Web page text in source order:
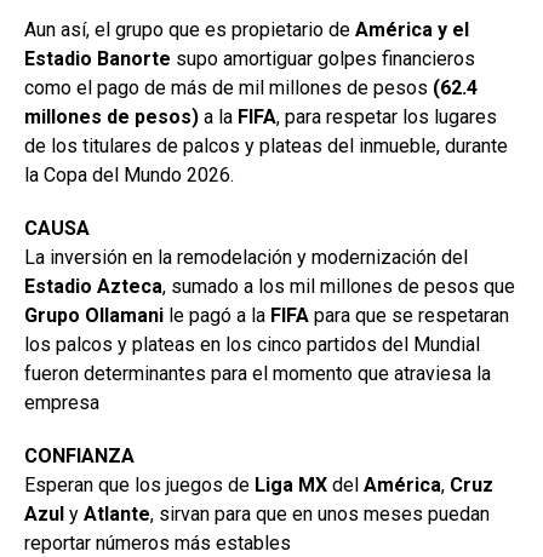
Aun así, el grupo que es propietario de América y el
Estadio Banorte supo amortiguar golpes financieros
como el pago de más de mil millones de pesos (62.4
millones de pesos) a la FIFA, para respetar los lugares
de los titulares de palcos y plateas del inmueble, durante
la Copa del Mundo 2026.
CAUSA
La inversión en la remodelación y modernización del
Estadio Azteca, sumado a los mil millones de pesos que
Grupo Ollamani le pagó a la FIFA para que se respetaran
los palcos y plateas en los cinco partidos del Mundial
fueron determinantes para el momento que atraviesa la
empresa
CONFIANZA
Esperan que los juegos de Liga MX del América, Cruz
Azul y Atlante, sirvan para que en unos meses puedan
reportar números más estables